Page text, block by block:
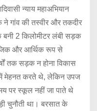
न्याय महाअभियान
गांव की तस्वीर और तकदीर
बनी 2 किलोमीटर लंबी सड़क
और आर्थिक रूप से
तक सड़क न होना विकास
में मेहनत करते थे, लेकिन उपज
पर स्कूल नहीं जा पाते थे
चुनौती था। बरसात के